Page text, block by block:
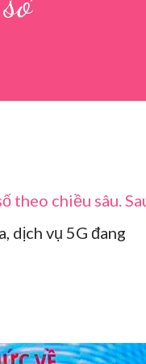
theo chiều sâu.
dịch vụ 5G đang